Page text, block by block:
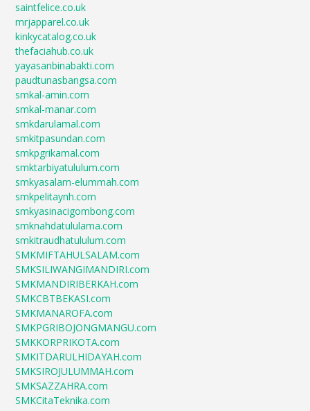
saintfelice.co.uk
mrjapparel.co.uk
kinkycatalog.co.uk
thefaciahub.co.uk
yayasanbinabakti.com
paudtunasbangsa.com
smkal-amin.com
smkal-manar.com
smkdarulamal.com
smkitpasundan.com
smkpgrikamal.com
smktarbiyatululum.com
smkyasalam-elummah.com
smkpelitaynh.com
smkyasinacigombong.com
smknahdatululama.com
smkitraudhatululum.com
SMKMIFTAHULSALAM.com
SMKSILIWANGIMANDIRI.com
SMKMANDIRIBERKAH.com
SMKCBTBEKASI.com
SMKMANAROFA.com
SMKPGRIBOJONGMANGU.com
SMKKORPRIKOTA.com
SMKITDARULHIDAYAH.com
SMKSIROJULUMMAH.com
SMKSAZZAHRA.com
SMKCitaTeknika.com